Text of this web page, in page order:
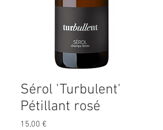
Sérol 'Turbulent'
Pétillant rosé
15,00 €